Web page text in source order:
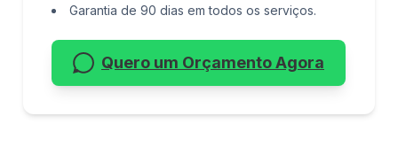
Garantia de 90 dias em todos os serviços.
Quero um Orçamento Agora